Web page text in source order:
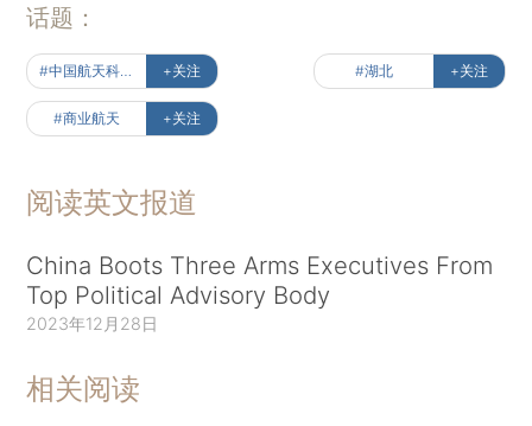
话题：
+关注 #湖北 +关注
#商业航天 +关注
阅读英文报道
China Boots Three Arms Executives From
Top Political Advisory Body
2023年12月28日
相关阅读